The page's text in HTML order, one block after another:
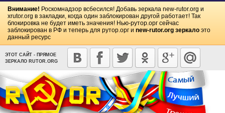
Внимание! Роскомнадзор всбесился! Добавь зеркала new-rutor.org и
xrutor.org в закладки, когда один заблокирован другой работает! Так
блокировка не будет иметь значения! Нью-рутор.орг сейчас
заблокирован в РФ и теперь для рутор.орг и new-rutor.org зеркало это
данный ресурс
ЭТОТ САЙТ - ПРЯМОЕ
ЗЕРКАЛО RUTOR.ORG